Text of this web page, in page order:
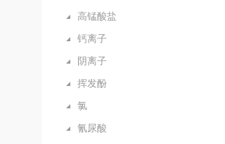
高锰酸盐
钙离子
阴离子
挥发酚
氯
氰尿酸